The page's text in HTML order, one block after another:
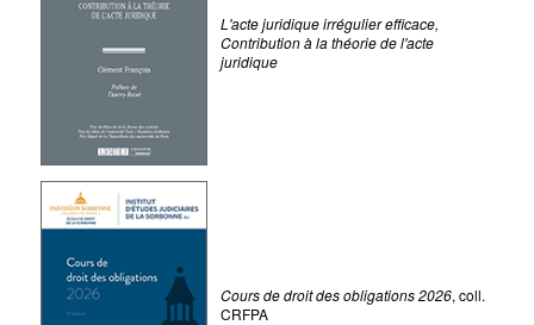
L'acte juridique irrégulier efficace,
Contribution à la théorie de l'acte
juridique
Cours de droit des obligations 2026, coll.
CRFPA